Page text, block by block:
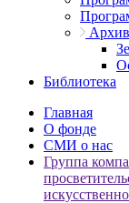
Архив
Библиотека
Главная
О фонде
СМИ о нас
Группа